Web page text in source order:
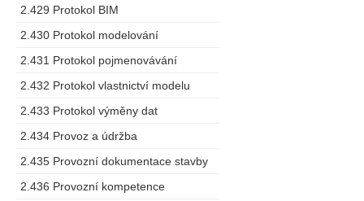
2.429 Protokol BIM
2.430 Protokol modelování
2.431 Protokol pojmenovávání
2.432 Protokol vlastnictví modelu
2.433 Protokol výměny dat
2.434 Provoz a údržba
2.435 Provozní dokumentace stavby
2.436 Provozní kompetence